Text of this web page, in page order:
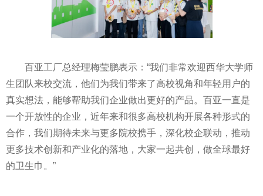
百亚工厂总经理梅莹鹏表示：“我们非常欢迎西华大学师
生团队来校交流，他们为我们带来了高校视角和年轻用户的
真实想法，能够帮助我们企业做出更好的产品。百亚一直是
一个开放性的企业，近年来和很多高校机构开展各种形式的
合作，我们期待未来与更多院校携手，深化校企联动，推动
更多技术创新和产业化的落地，大家一起共创，做全球最好
的卫生巾。”